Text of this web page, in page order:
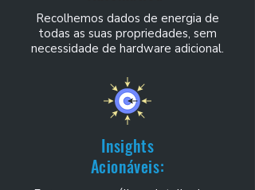
Recolhemos dados de energia de
todas as suas propriedades, sem
necessidade de hardware adicional.
Insights
Acionáveis: